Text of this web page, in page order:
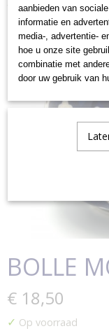
BOLLE
€ 18,50
✓ Op voorraad
aanbieden van
informatie en
media-, advertentie-
hoe u onze site
combinatie met
door uw gebruik van